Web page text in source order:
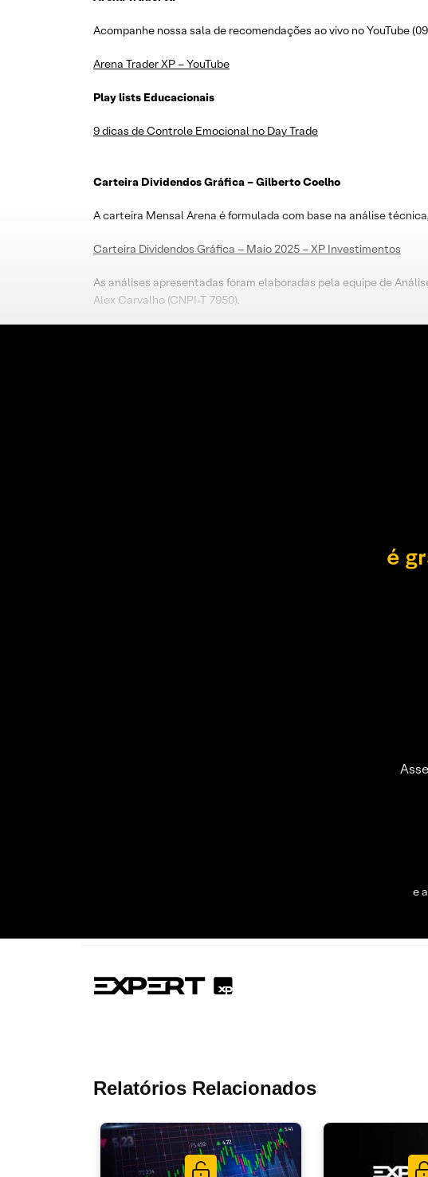
Acompanhe nossa sala de recomendações ao vivo no YouTube
Arena Trader XP – YouTube
Play lists Educacionais
9 dicas de Controle Emocional no Day Trade
Carteira Dividendos Gráfica – Gilberto Coelho
A carteira Mensal Arena é formulada com base na análise
Carteira Dividendos Gráfica – Maio 2025 – XP Investimentos
As análises apresentadas foram elaboradas pela equipe de
Alex Carvalho (CNPI-T 7950).
é
e
Relatórios Relacionados